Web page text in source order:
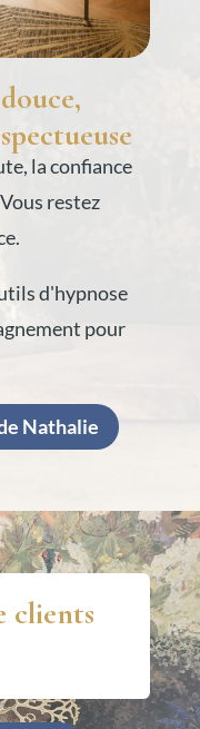
la confiance
restez
d'hypnose
pour
Nathalie
clients